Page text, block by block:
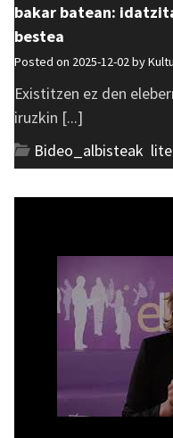
bakar batean:
bestea
Posted on 2025-12-02 by
Existitzen ez den
iruzkin [...]
Bideo_albisteak